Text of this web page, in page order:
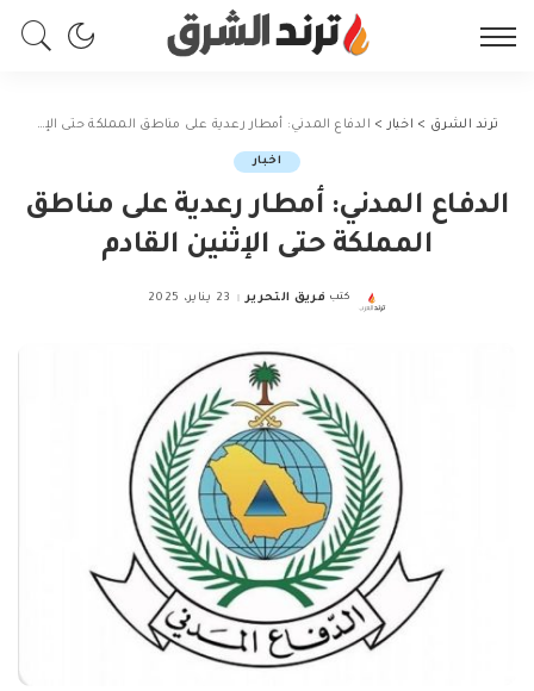
ترند الشرق > اخبار > الدفاع المدني: أمطار رعدية على مناطق المملكة حتى الإثنين القادم
اخبار
الدفاع المدني: أمطار رعدية على مناطق
المملكة حتى الإثنين القادم
Posted
كتب فريق التحرير 23 يناير، 2025